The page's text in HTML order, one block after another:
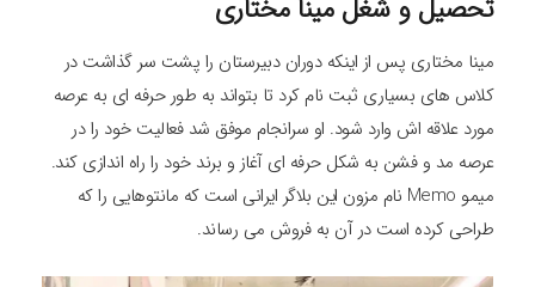
تحصیل و شغل مینا مختاری
مینا مختاری پس از اینکه دوران دبیرستان را پشت سر گذاشت در
کلاس های بسیاری ثبت نام کرد تا بتواند به طور حرفه ای به عرصه
مورد علاقه اش وارد شود. او سرانجام موفق شد فعالیت خود را در
عرصه مد و فشن به شکل حرفه ای آغاز و برند خود را راه اندازی کند.
میمو Memo نام مزون این بلاگر ایرانی است که مانتوهایی را که
طراحی کرده است در آن به فروش می رساند.